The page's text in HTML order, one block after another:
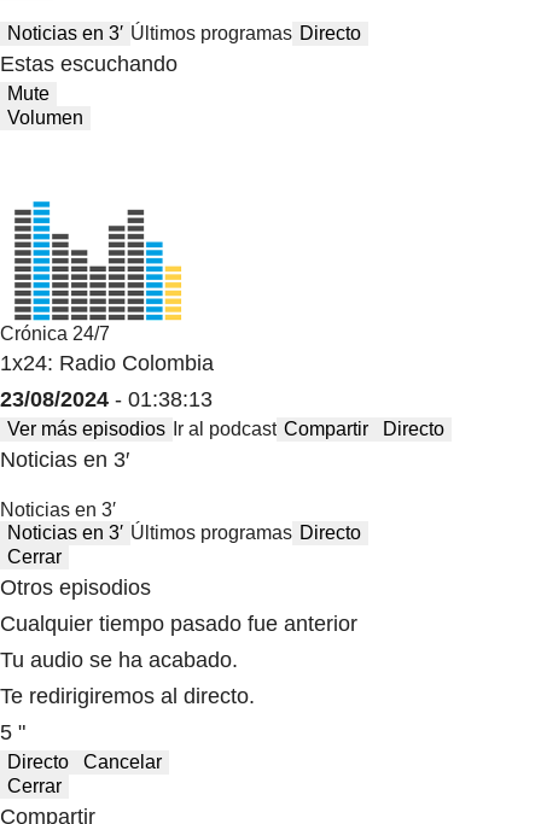
Noticias en 3′ Últimos programas Directo
Estas escuchando
Mute
Volumen
Crónica 24/7
1x24: Radio Colombia
23/08/2024 - 01:38:13
Ver más episodios Ir al podcast Compartir Directo
Noticias en 3′
Noticias en 3′
Noticias en 3′ Últimos programas Directo
Cerrar
Otros episodios
Cualquier tiempo pasado fue anterior
Tu audio se ha acabado.
Te redirigiremos al directo.
5 "
Directo
Cancelar
Cerrar
Compartir